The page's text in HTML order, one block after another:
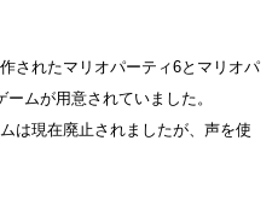
されたマリオパーティ6とマリオパ
ムが用意されていました。
は現在廃止されましたが、声を使